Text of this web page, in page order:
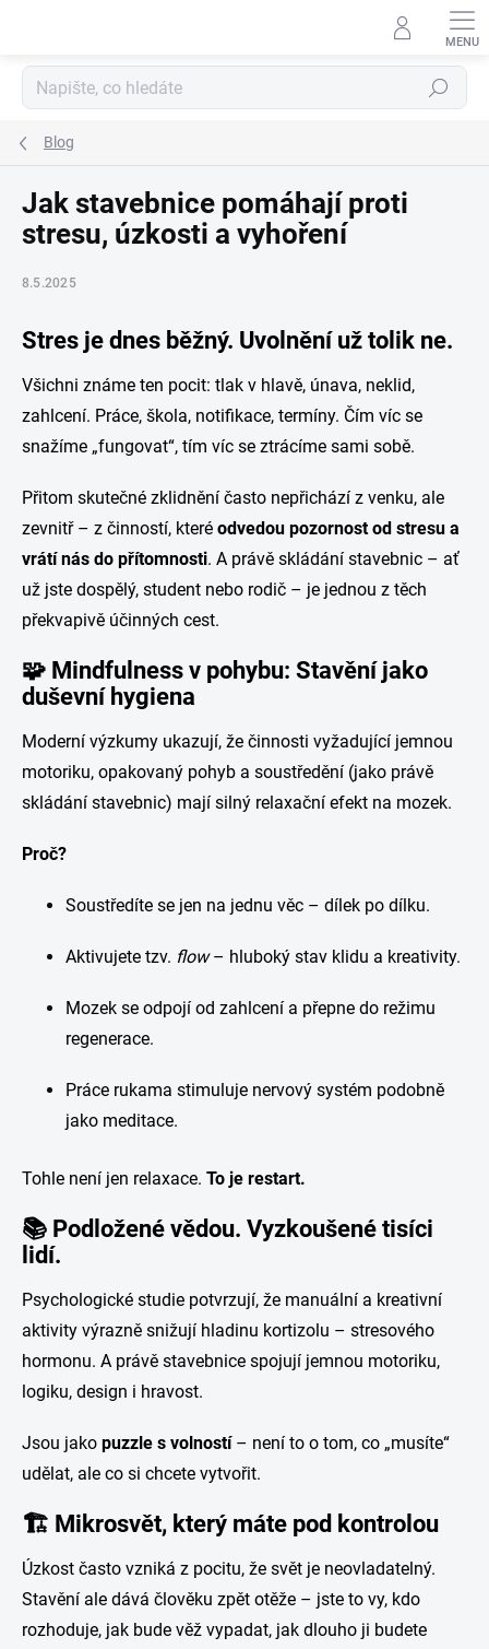
Hledat
Blog
Jak stavebnice pomáhají proti
stresu, úzkosti a vyhoření
8.5.2025
Stres je dnes běžný. Uvolnění už tolik ne.
Všichni známe ten pocit: tlak v hlavě, únava, neklid,
zahlcení. Práce, škola, notifikace, termíny. Čím víc se
snažíme „fungovat“, tím víc se ztrácíme sami sobě.
Přitom skutečné zklidnění často nepřichází z venku, ale
zevnitř – z činností, které odvedou pozornost od stresu a
vrátí nás do přítomnosti. A právě skládání stavebnic – ať
už jste dospělý, student nebo rodič – je jednou z těch
překvapivě účinných cest.
🧩 Mindfulness v pohybu: Stavění jako
duševní hygiena
Moderní výzkumy ukazují, že činnosti vyžadující jemnou
motoriku, opakovaný pohyb a soustředění (jako právě
skládání stavebnic) mají silný relaxační efekt na mozek.
Proč?
Soustředíte se jen na jednu věc – dílek po dílku.
Aktivujete tzv. flow– hluboký stav klidu a kreativity.
Mozek se odpojí od zahlcení a přepne do režimu
regenerace.
Práce rukama stimuluje nervový systém podobně
jako meditace.
Tohle není jen relaxace. To je restart.
📚 Podložené vědou. Vyzkoušené tisíci
lidí.
Psychologické studie potvrzují, že manuální a kreativní
aktivity výrazně snižují hladinu kortizolu – stresového
hormonu. A právě stavebnice spojují jemnou motoriku,
logiku, design i hravost.
Jsou jako puzzle s volností– není to o tom, co „musíte“
udělat, ale co si chcete vytvořit.
🏗️ Mikrosvět, který máte pod kontrolou
Úzkost často vzniká z pocitu, že svět je neovladatelný.
Stavění ale dává člověku zpět otěže – jste to vy, kdo
rozhoduje, jak bude věž vypadat, jak dlouho ji budete